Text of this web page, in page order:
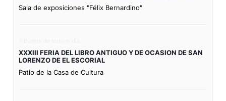
Sala de exposiciones "Félix Bernardino"
XXXIII FERIA DEL LIBRO ANTIGUO Y DE OCASION DE SAN
LORENZO DE EL ESCORIAL
Patio de la Casa de Cultura